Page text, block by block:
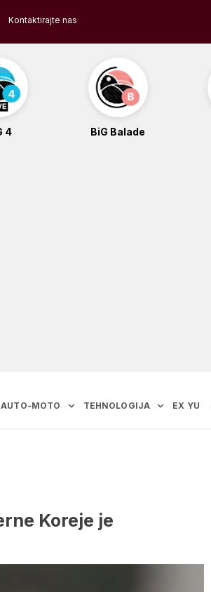
Kontaktirajte nas
4 BiG Balade
AUTO-MOTO TEHNOLOGIJA EX YU
Koreje je